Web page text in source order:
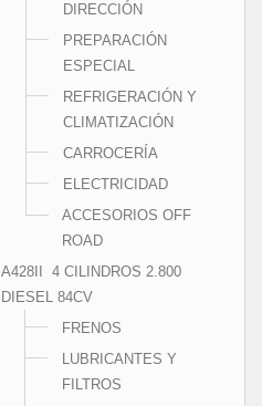
DIRECCIÓN
PREPARACIÓN
ESPECIAL
REFRIGERACIÓN Y
CLIMATIZACIÓN
CARROCERÍA
ELECTRICIDAD
ACCESORIOS OFF
ROAD
A428II 4 CILINDROS 2.800
DIESEL 84CV
FRENOS
LUBRICANTES Y
FILTROS